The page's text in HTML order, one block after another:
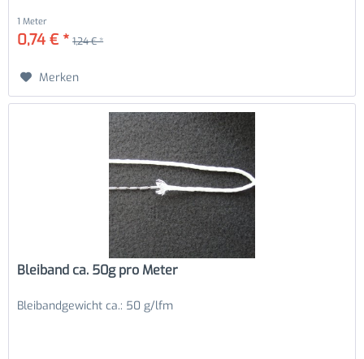
1 Meter
0,74 € * 1,24 € *
Merken
Bleiband ca. 50g pro Meter
Bleibandgewicht ca.: 50 g/lfm